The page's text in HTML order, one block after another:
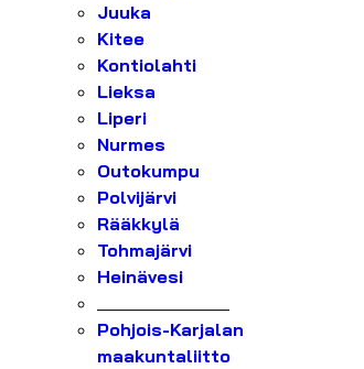
Juuka
Kitee
Kontiolahti
Lieksa
Liperi
Nurmes
Outokumpu
Polvijärvi
Rääkkylä
Tohmajärvi
Heinävesi
Pohjois-Karjalan
maakuntaliitto